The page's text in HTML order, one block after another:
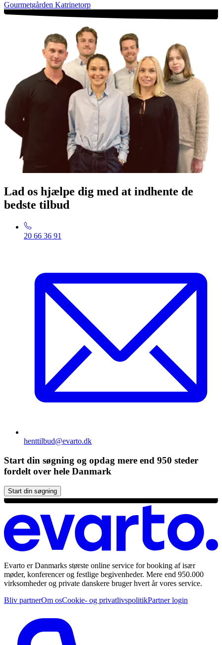
Gourmetgården Katrinetorp
Lad os hjælpe dig med at indhente de
bedste tilbud
20 66 36 91
henttilbud@evarto.dk
Start din søgning og opdag mere end 950 steder
fordelt over hele Danmark
Start din søgning
Evarto er Danmarks største online service for booking af især
møder, konferencer og festlige begivenheder. Mere end 950.000
virksomheder og private danskere bruger hvert år vores service.
Bliv partnerOm osCookie- og privatlivspolitikPartner login